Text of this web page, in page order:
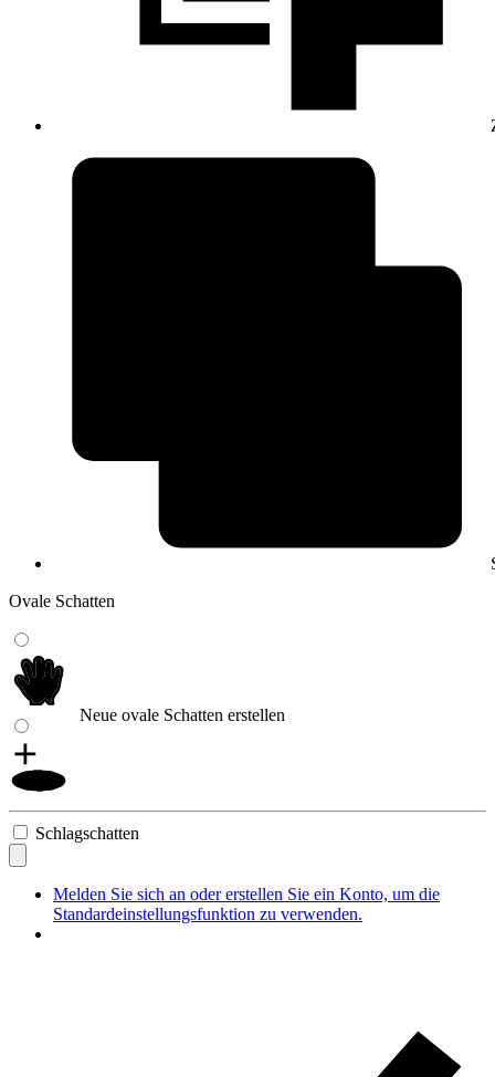
Ovale Schatten
Neue ovale Schatten erstellen
Schlagschatten
Melden Sie sich an oder erstellen Sie ein Konto, um die
Standardeinstellungsfunktion zu verwenden.